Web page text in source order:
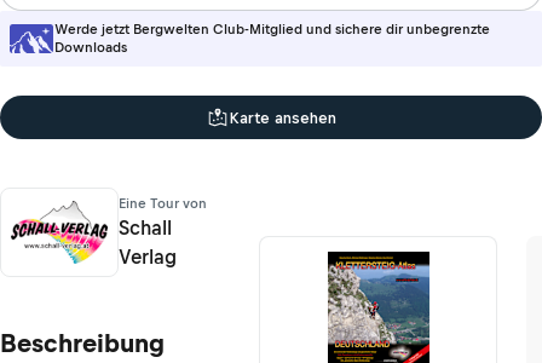
Werde jetzt Bergwelten Club-Mitglied und sichere dir unbegrenzte
Downloads
Karte ansehen
Eine Tour von
Schall
Verlag
Beschreibung